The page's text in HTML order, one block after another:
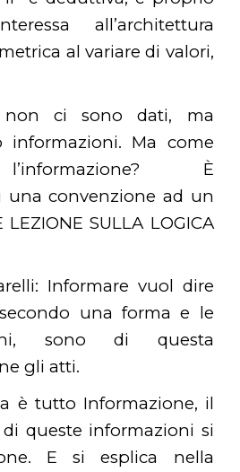
all’architettura
al variare di valori,
non ci sono dati, ma
Ma come
È
una convenzione ad un
LEZIONE SULLA LOGICA
Informare vuol dire
una forma e le
sono di questa
gli atti.
è tutto Informazione, il
queste informazioni si
E si esplica nella